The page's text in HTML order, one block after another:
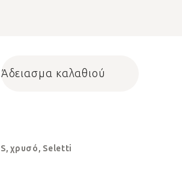
Shopping cart
Άδειασμα καλαθιού
χρυσό, Seletti